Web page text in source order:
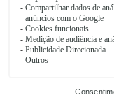
9,99€
Entrega no
realizadas antes